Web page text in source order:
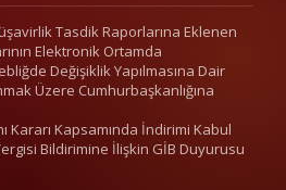
Tasdik Raporlarına Eklenen
Elektronik Ortamda
Değişiklik Yapılmasına Dair
Üzere Cumhurbaşkanlığına
Kararı Kapsamında İndirimi Kabul
Bildirimine İlişkin GİB Duyurusu